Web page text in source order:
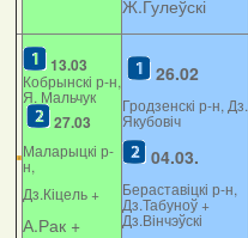
Ж.Гулеўскі
13.03
Кобрынскі р-н,
Я. Мальчук
27.03
Маларыцкі р-
н,
Дз.Кіцель +
А.Рак +
26.02
Гродзенскі р-н, Дз.
Якубовіч
04.03.
Бераставіцкі р-н,
Дз.Табуноў +
Дз.Вінчэўскі